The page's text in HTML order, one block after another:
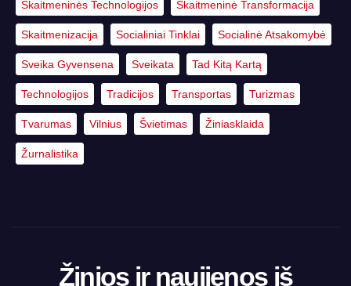
Skaitmeninės Technologijos Skaitmeninė Transformacija
Skaitmenizacija Socialiniai Tinklai Socialinė Atsakomybė
Sveika Gyvensena Sveikata Tad Kitą Kartą
Technologijos Tradicijos Transportas Turizmas
Tvarumas Vilnius Švietimas Žiniasklaida
Žurnalistika
Žinios ir naujienos iš